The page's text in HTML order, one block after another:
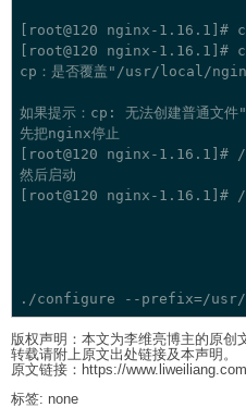
[root@120 nginx-
[root@120 nginx-
cp：是否覆盖"/usr/local/
如果提示：cp: 无法创建普通
先把nginx停止
[root@120 nginx-
然后启动
[root@120 nginx-
版权声明：本文为李维亮博主的原创
转载请附上原文出处链接及本声明。
原文链接：https://
标签: none